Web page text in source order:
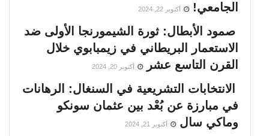
الجامعي!
أكتوبر 22, 2024
صمود الأبطال: ثورة الشيمورنجا الأولى ضد
الاستعمار البريطاني في زيمبابوي خلال
القرن التاسع عشر
أكتوبر 20, 2024
الانتخابات التشريعية في السنغال: الرهانات
في مبارزة عن بُعْد بين عثمان سونكو
وماكي سال
أكتوبر 21, 2024